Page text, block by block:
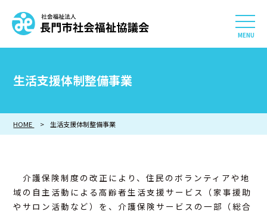
社会福祉法人 長門市社
相談したい
参加したい・貢献したい
生活支援体制整備事業
HOME 生活支援体制整備事業
介護保険制度の改正により、住民のボランティアや地
域の自主活動による高齢者生活支援サービス（家事援助
やサロン活動など）を、介護保険サービスの一部（総合